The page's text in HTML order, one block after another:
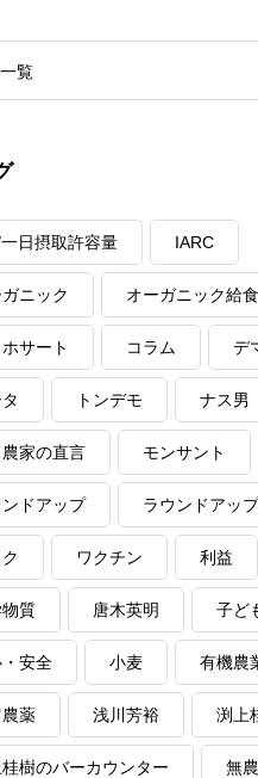
覧
日摂取許容量 IARC
ニック オーガニック給食
サート コラム デ
トンデモ ナス男
家の直言 モンサント
ドアップ ラウンドアッ
ワクチン 利益
質 唐木英明 子ど
安全 小麦 有機農
薬 浅川芳裕 渕上
樹のバーカウンター 無